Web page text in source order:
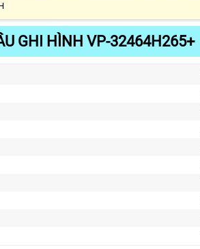
GHI HÌNH VP-32464H265+